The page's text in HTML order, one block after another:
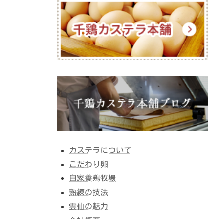
カステラについて
こだわり卵
自家養鶏牧場
熟練の技法
雲仙の魅力